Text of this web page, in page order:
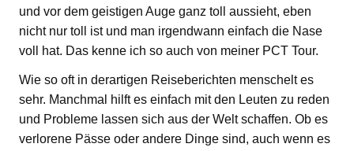
und vor dem geistigen Auge ganz toll aussieht, eben
nicht nur toll ist und man irgendwann einfach die Nase
voll hat. Das kenne ich so auch von meiner PCT Tour.
Wie so oft in derartigen Reiseberichten menschelt es
sehr. Manchmal hilft es einfach mit den Leuten zu reden
und Probleme lassen sich aus der Welt schaffen. Ob es
verlorene Pässe oder andere Dinge sind, auch wenn es